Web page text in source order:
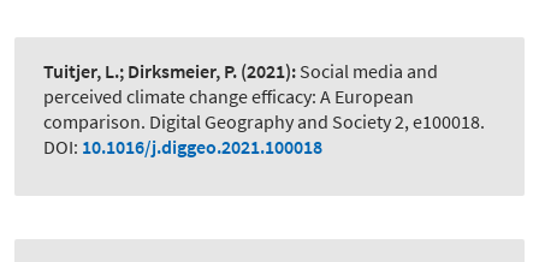
Tuitjer, L.; Dirksmeier, P. (2021): Social media and
perceived climate change efficacy: A European
comparison. Digital Geography and Society 2, e100018.
DOI: 10.1016/j.diggeo.2021.100018